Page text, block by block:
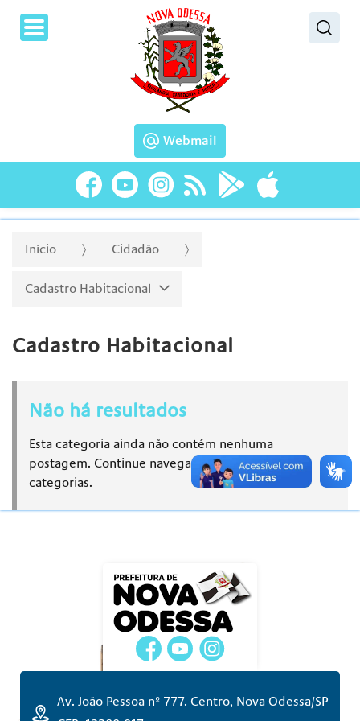
Webmail
Início Cidadão
Cadastro Habitacional
Cadastro Habitacional
Não há resultados
Esta categoria ainda não contém nenhuma
postagem. Continue navegando em outras
categorias.
Av. João Pessoa nº 777. Centro, Nova Odessa/SP